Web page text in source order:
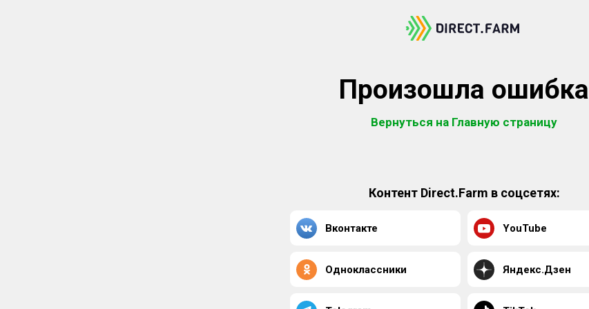
Произошла ошибка
Вернуться на Главную страницу
Контент Direct.Farm в соцсетях:
Вконтакте YouTube
Одноклассники Яндекс.Дзен